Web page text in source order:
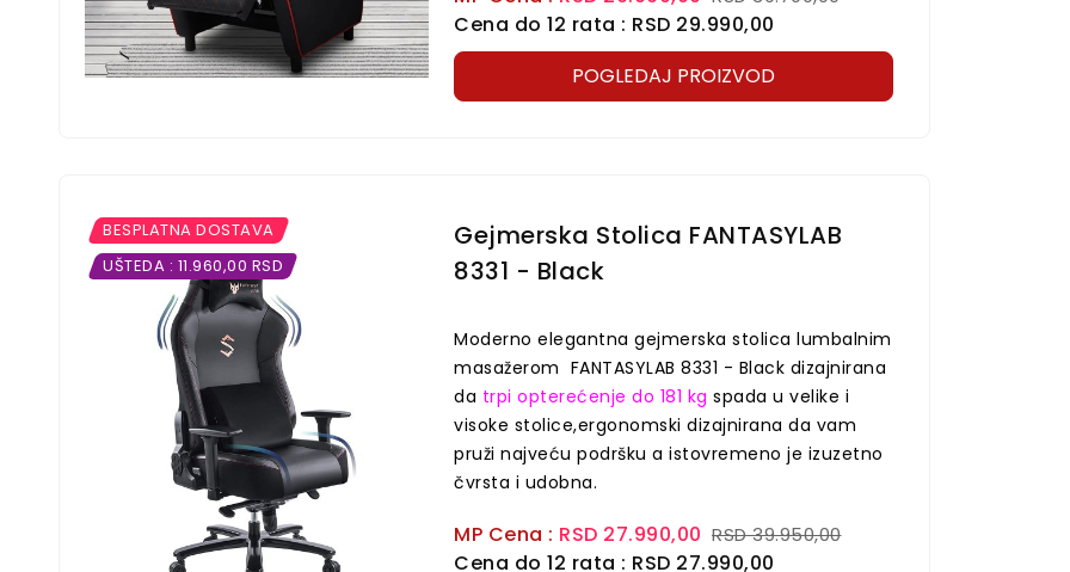
Cena do 12 rata : RSD 29.990,00
POGLEDAJ PROIZVOD
BESPLATNA DOSTAVA
UŠTEDA : 11.960,00 RSD
Gejmerska Stolica FANTASYLAB
8331 - Black
Moderno elegantna gejmerska stolica lumbalnim
masažerom FANTASYLAB 8331 - Black dizajnirana
da trpi opterećenje do 181 kg spada u velike i
visoke stolice,ergonomski dizajnirana da vam
pruži najveću podršku a istovremeno je izuzetno
čvrsta i udobna.
MP Cena : RSD 27.990,00 RSD 39.950,00
Cena do 12 rata : RSD 27.990,00